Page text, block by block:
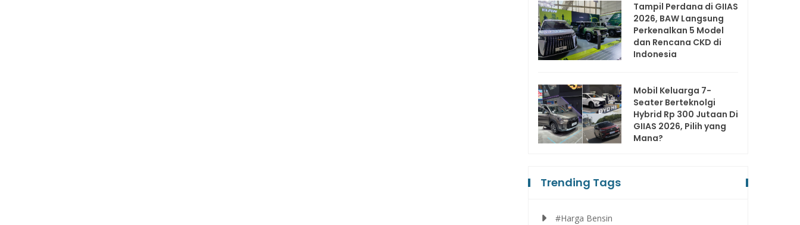
Tampil Perdana di GIIAS
2026, BAW Langsung
Perkenalkan 5 Model
dan Rencana CKD di
Indonesia
Mobil Keluarga 7-
Seater Berteknolgi
Hybrid Rp 300 Jutaan Di
GIIAS 2026, Pilih yang
Mana?
Trending Tags
#Harga Bensin